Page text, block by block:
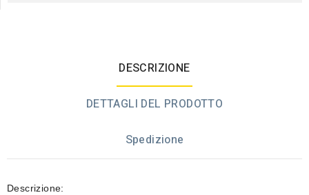
DESCRIZIONE
DETTAGLI DEL PRODOTTO
Spedizione
Descrizione: